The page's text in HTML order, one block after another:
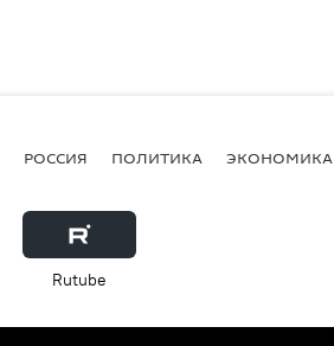
РОССИЯ ПОЛИТИКА ЭКОНОМИКА
Rutube